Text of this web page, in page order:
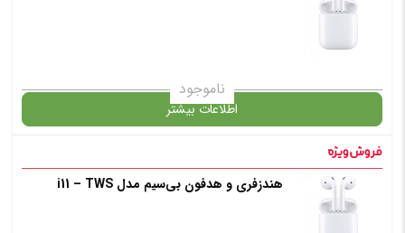
انتخاب رنگ
✧ چت با پشتیبان واتس آپ
ناموجود
اطلاعات بیشتر
در حال حاضر این محصول در انبار موجود نیست و در دسترس نمی باشد.
هندزفری و هدفون بی‌سیم مدل i11 – TWS